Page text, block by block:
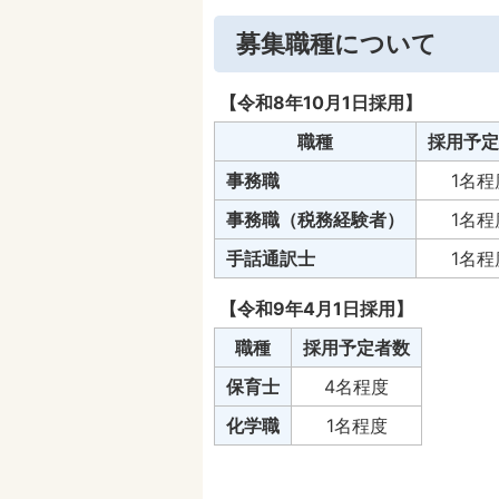
募集職種について
【令和8年10月1日採用】
職種
採用予
事務職
1名程
事務職（税務経験者）
1名程
手話通訳士
1名程
【令和9年4月1日採用】
職種
採用予定者数
保育士
4名程度
化学職
1名程度